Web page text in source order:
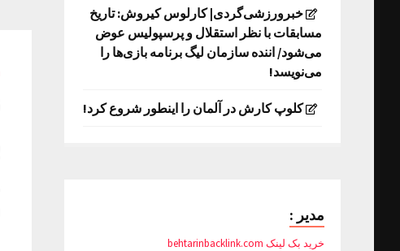
خبرورزشی‌گردی| کارلوس کیروش: تاریخ
مسابقات با نظر استقلال و پرسپولیس عوض
می‌شود/ اننده سازمان لیگ برنامه بازی‌ها را
می‌نویسد!
کلوپ کارش در آلمان را اینطور شروع کرد!
مدیر :
خرید بک لینک behtarinbacklink.com